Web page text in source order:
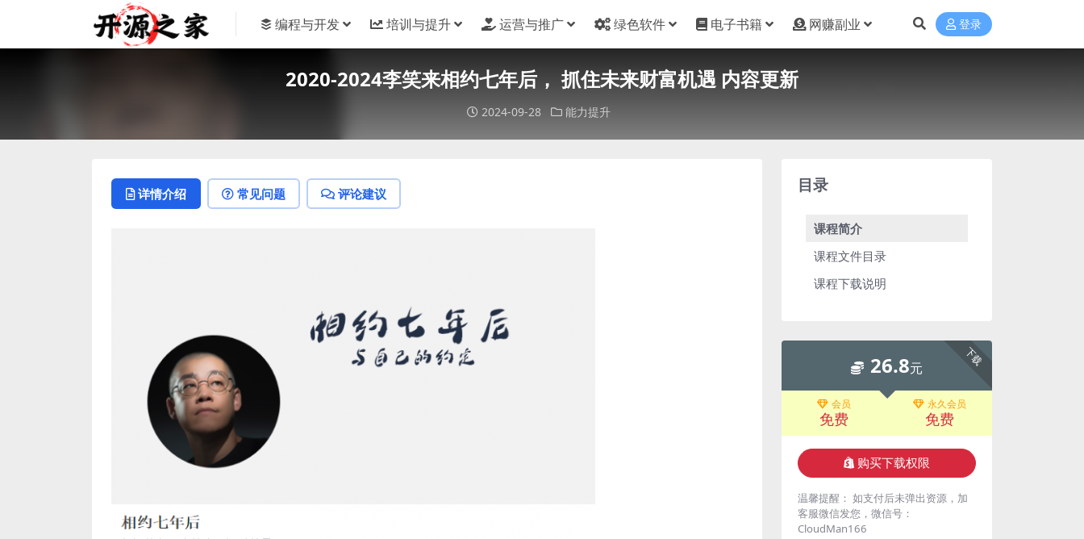
编程与开发 培训与提升 运营与推广 绿色软件 电子书籍 网赚副业 登录
2020-2024李笑来相约七年后， 抓住未来财富机遇 内容更新
2024-09-28 能力提升
详情介绍 常见问题 评论建议 目录
课程简介
课程文件目录
课程下载说明
下载
26.8元
会员
免费
永久会员
免费
购买下载权限
温馨提醒： 如支付后未弹出资源，加
客服微信发您，微信号：
CloudMan166